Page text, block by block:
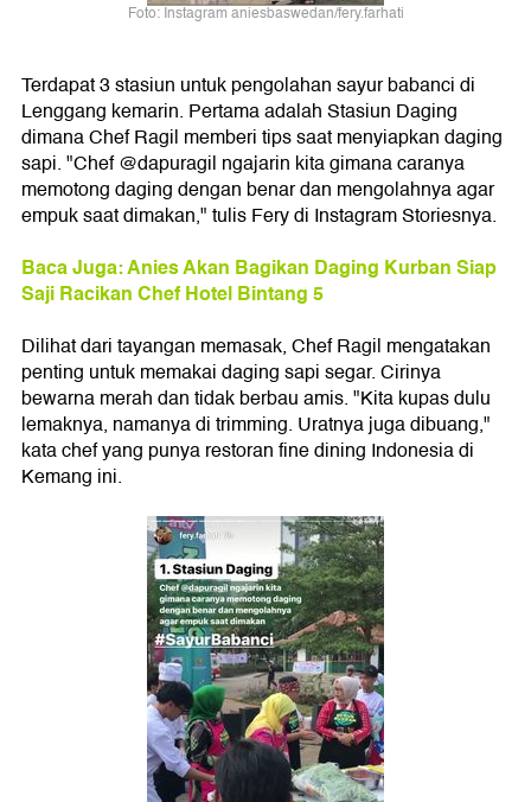
Foto: Instagram aniesbaswedan/fery.farhati
Terdapat 3 stasiun untuk pengolahan sayur babanci di
Lenggang kemarin. Pertama adalah Stasiun Daging
dimana Chef Ragil memberi tips saat menyiapkan daging
sapi. "Chef @dapuragil ngajarin kita gimana caranya
memotong daging dengan benar dan mengolahnya agar
empuk saat dimakan," tulis Fery di Instagram Storiesnya.
Baca Juga: Anies Akan Bagikan Daging Kurban Siap
Saji Racikan Chef Hotel Bintang 5
Dilihat dari tayangan memasak, Chef Ragil mengatakan
penting untuk memakai daging sapi segar. Cirinya
bewarna merah dan tidak berbau amis. "Kita kupas dulu
lemaknya, namanya di trimming. Uratnya juga dibuang,"
kata chef yang punya restoran fine dining Indonesia di
Kemang ini.